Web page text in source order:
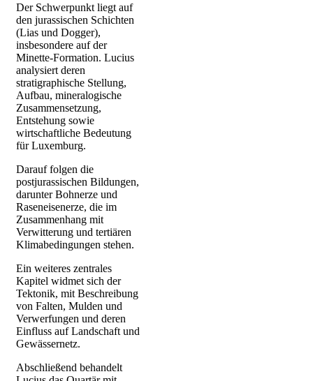
Der Schwerpunkt liegt auf
den jurassischen Schichten
(Lias und Dogger),
insbesondere auf der
Minette-Formation. Lucius
analysiert deren
stratigraphische Stellung,
Aufbau, mineralogische
Zusammensetzung,
Entstehung sowie
wirtschaftliche Bedeutung
für Luxemburg.
Darauf folgen die
postjurassischen Bildungen,
darunter Bohnerze und
Raseneisenerze, die im
Zusammenhang mit
Verwitterung und tertiären
Klimabedingungen stehen.
Ein weiteres zentrales
Kapitel widmet sich der
Tektonik, mit Beschreibung
von Falten, Mulden und
Verwerfungen und deren
Einfluss auf Landschaft und
Gewässernetz.
Abschließend behandelt